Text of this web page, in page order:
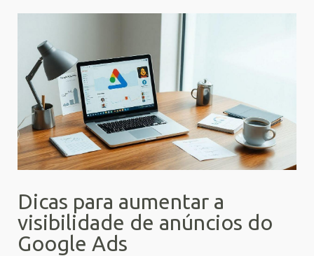
Dicas para aumentar a
visibilidade de anúncios do
Google Ads